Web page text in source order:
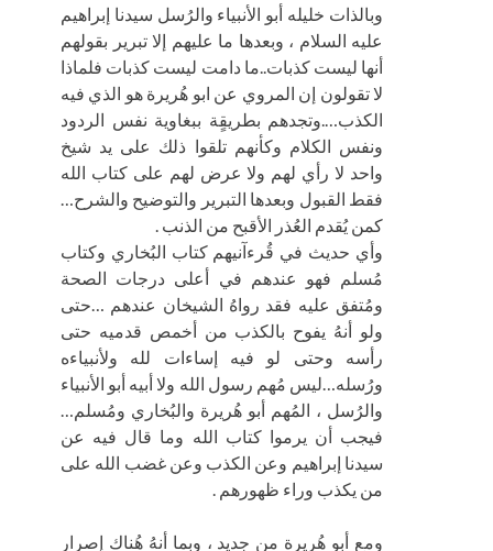
وبالذات خليله أبو الأنبياء والرُسل سيدنا إبراهيم
عليه السلام ، وبعدها ما عليهم إلا تبرير بقولهم
أنها ليست كذبات..ما دامت ليست كذبات فلماذا
لا تقولون إن المروي عن ابو هُريرة هو الذي فيه
الكذب….وتجدهم بطريقٍة ببغاوية نفس الردود
ونفس الكلام وكأنهم تلقوا ذلك على يد شيخ
واحد لا رأي لهم ولا عرض لهم على كتاب الله
فقط القبول وبعدها التبرير والتوضيح والشرح…
كمن يُقدم العُذر الأقبح من الذنب .
وأي حديث في قُرءآنيهم كتاب البُخاري وكتاب
مُسلم فهو عندهم في أعلى درجات الصحة
ومُتفق عليه فقد رواهُ الشيخان عندهم …حتى
ولو أنهُ يفوح بالكذب من أخمص قدميه حتى
رأسه وحتى لو فيه إساءات لله ولأنبياءه
ورُسله…ليس مُهم رسول الله ولا أبيه أبو الأنبياء
والرُسل ، المُهم أبو هُريرة والبُخاري ومُسلم…
فيجب أن يرموا كتاب الله وما قال فيه عن
سيدنا إبراهيم وعن الكذب وعن غضب الله على
من يكذب وراء ظهورهم .
ومع أبو هُريرة من جديد ، وبما أنهُ هُناك إصرار